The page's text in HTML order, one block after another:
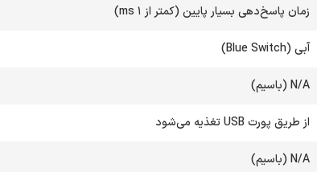
زمان پاسخ‌دهی بسیار پایین (کمتر از 1 ms)
آبی (Blue Switch)
N/A (باسیم)
از طریق پورت USB تغذیه می‌شود
N/A (باسیم)